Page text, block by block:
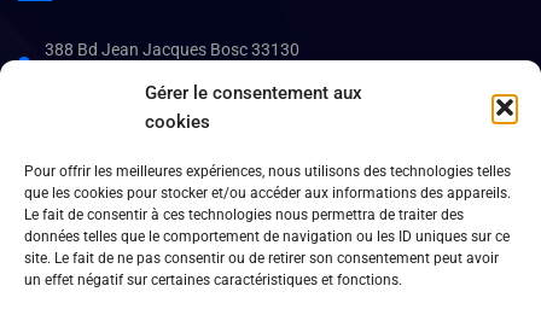
Gérer le consentement aux
cookies
Pour offrir les meilleures expériences, nous utilisons des technologies telles
que les cookies pour stocker et/ou accéder aux informations des appareils.
Le fait de consentir à ces technologies nous permettra de traiter des
données telles que le comportement de navigation ou les ID uniques sur ce
site. Le fait de ne pas consentir ou de retirer son consentement peut avoir
un effet négatif sur certaines caractéristiques et fonctions.
388 Bd Jean Jacques Bosc 33130
05 56 08 48 34
Heures d’ouverture :
Du lundi au vendredi : de 8h30 h à 17h30,
Samedi – Dimanche : FERMÉ